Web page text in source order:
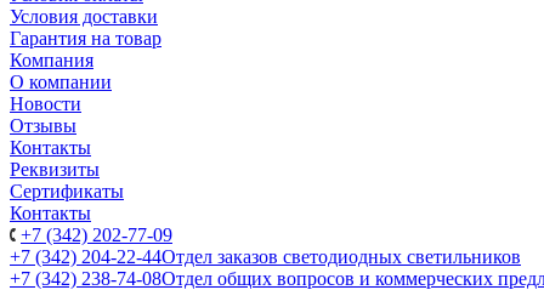
Условия доставки
Гарантия на товар
Компания
О компании
Новости
Отзывы
Контакты
Реквизиты
Сертификаты
Контакты
+7 (342) 202-77-09
+7 (342) 204-22-44Отдел заказов светодиодных светильников
+7 (342) 238-74-08Отдел общих вопросов и коммерческих